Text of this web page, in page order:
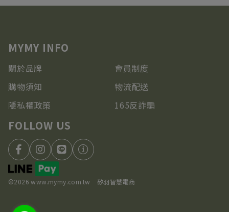
關於品牌
會員制度
購物須知
物流配送
隱私權政策
165反詐騙
©2026 www.mymy.com.tw 矽羽智慧電商